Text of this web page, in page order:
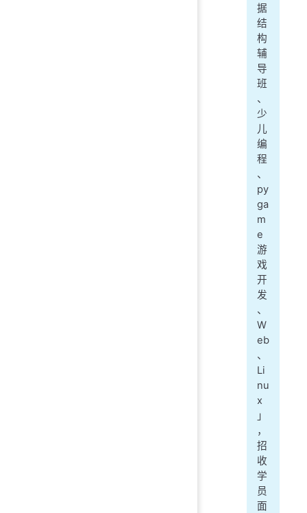
据
结
构
辅
导
班
、
少
儿
编
程
、
py
ga
m
e
游
戏
开
发
、
W
eb
、
Li
nu
x
」
，
招
收
学
员
面